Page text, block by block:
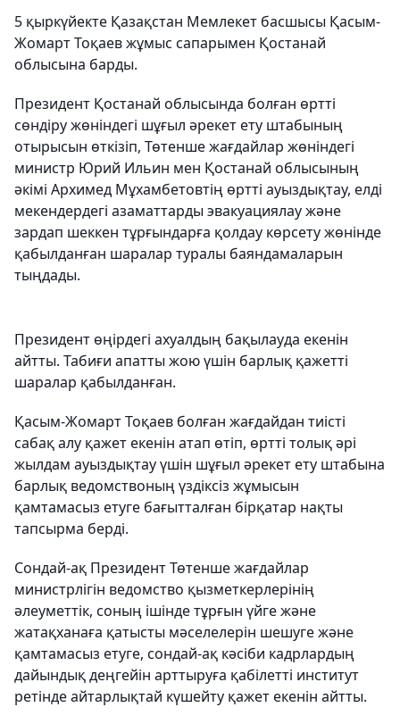
5 қыркүйекте Қазақстан Мемлекет басшысы Қасым-
Жомарт Тоқаев жұмыс сапарымен Қостанай
облысына барды.
Президент Қостанай облысында болған өртті
сөндіру жөніндегі шұғыл әрекет ету штабының
отырысын өткізіп, Төтенше жағдайлар жөніндегі
министр Юрий Ильин мен Қостанай облысының
әкімі Архимед Мұхамбетовтің өртті ауыздықтау, елді
мекендердегі азаматтарды эвакуациялау және
зардап шеккен тұрғындарға қолдау көрсету жөнінде
қабылданған шаралар туралы баяндамаларын
тыңдады.
Президент өңірдегі ахуалдың бақылауда екенін
айтты. Табиғи апатты жою үшін барлық қажетті
шаралар қабылданған.
Қасым-Жомарт Тоқаев болған жағдайдан тиісті
сабақ алу қажет екенін атап өтіп, өртті толық әрі
жылдам ауыздықтау үшін шұғыл әрекет ету штабына
барлық ведомствоның үздіксіз жұмысын
қамтамасыз етуге бағытталған бірқатар нақты
тапсырма берді.
Сондай-ақ Президент Төтенше жағдайлар
министрлігін ведомство қызметкерлерінің
әлеуметтік, соның ішінде тұрғын үйге және
жатақханаға қатысты мәселелерін шешуге және
қамтамасыз етуге, сондай-ақ кәсіби кадрлардың
дайындық деңгейін арттыруға қабілетті институт
ретінде айтарлықтай күшейту қажет екенін айтты.